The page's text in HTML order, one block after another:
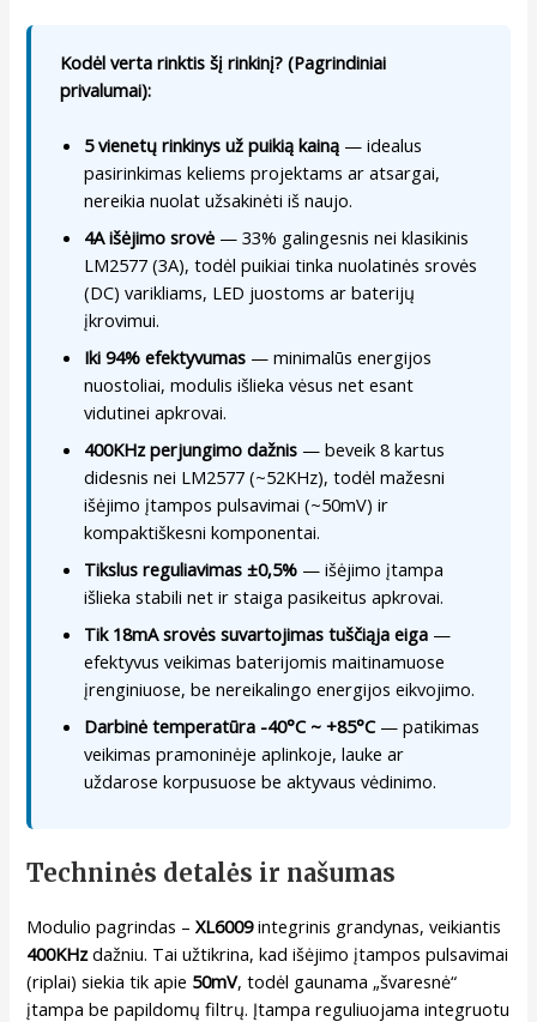
Kodėl verta rinktis šį rinkinį? (Pagrindiniai
privalumai):
5 vienetų rinkinys už puikią kainą — idealus
pasirinkimas keliems projektams ar atsargai,
nereikia nuolat užsakinėti iš naujo.
4A išėjimo srovė — 33% galingesnis nei klasikinis
LM2577 (3A), todėl puikiai tinka nuolatinės srovės
(DC) varikliams, LED juostoms ar baterijų
įkrovimui.
Iki 94% efektyvumas — minimalūs energijos
nuostoliai, modulis išlieka vėsus net esant
vidutinei apkrovai.
400KHz perjungimo dažnis — beveik 8 kartus
didesnis nei LM2577 (~52KHz), todėl mažesni
išėjimo įtampos pulsavimai (~50mV) ir
kompaktiškesni komponentai.
Tikslus reguliavimas ±0,5% — išėjimo įtampa
išlieka stabili net ir staiga pasikeitus apkrovai.
Tik 18mA srovės suvartojimas tuščiąja eiga —
efektyvus veikimas baterijomis maitinamuose
įrenginiuose, be nereikalingo energijos eikvojimo.
Darbinė temperatūra -40°C ~ +85°C— patikimas
veikimas pramoninėje aplinkoje, lauke ar
uždarose korpusuose be aktyvaus vėdinimo.
Techninės detalės ir našumas
Modulio pagrindas –XL6009integrinis grandynas, veikiantis
400KHzdažniu. Tai užtikrina, kad išėjimo įtampos pulsavimai
(riplai) siekia tik apie 50mV, todėl gaunama „švaresnė“
įtampa be papildomų filtrų. Įtampa reguliuojama integruotu